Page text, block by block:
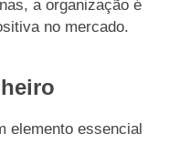
a organização é
no mercado.
elemento essencial